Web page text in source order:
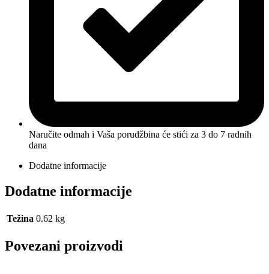
Naručite odmah i Vaša porudžbina će stići za 3 do 7 radnih
dana
Dodatne informacije
Dodatne informacije
Težina 0.62 kg
Povezani proizvodi